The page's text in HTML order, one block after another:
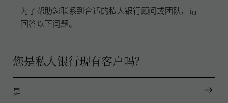
为了帮助您联系到合适的私人银行顾问或团队，请
回答以下问题。
您是私人银行现有客户吗？
是